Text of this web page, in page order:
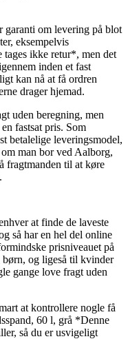
garanti om levering på blot
eksempelvis
ikke retur*, men det
inden et fast
kan nå at få ordren
drager hjemad.
uden beregning, men
fastsat pris. Som
betalelige leveringsmodel,
man bor ved Aalborg,
fragtmanden til at køre
at finde de laveste
så har en hel del online
prisniveauet på
børn, og ligeså til kvinder
gange love fragt uden
at kontrollere nogle få
60 l, grå *Denne
så du er usvigeligt